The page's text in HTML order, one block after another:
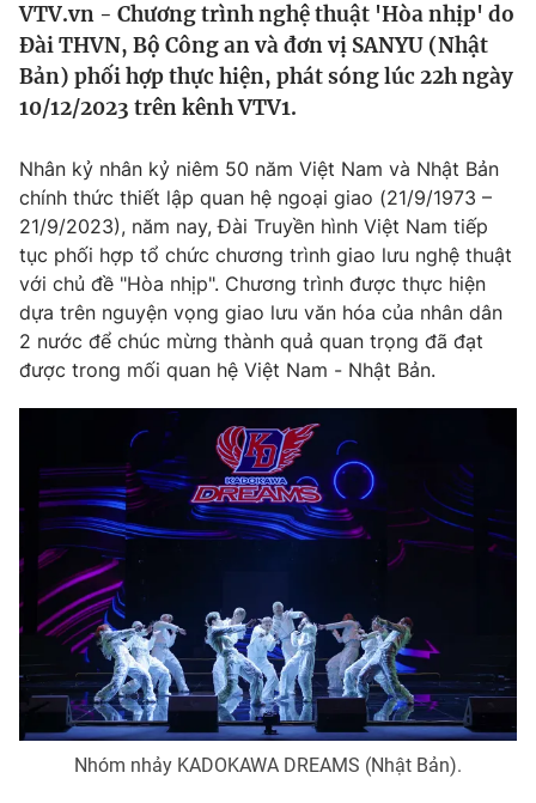
Thế giới
Tin tức
Thế giới đó đây
Câu chuyện quốc tế
Kinh tế
Thị trường
Góc doanh nghiệp
Dữ liệu và đời sống
Truyền hình
Phim VTV
Hậu trường
Nhân vật
Giải sao mai
Giải trí
Điện ảnh
Đời sống
Làm đẹp
Chất lượng cuộc sống
Tuyển sinh
Học trực tuyến
Công nghệ
Hitech Công nghệ tương lai
Sản phẩm
Thị trường
Tư vấn
Giao lưu trực tuyến
Lịch phát sóng
Chuyên mục khác
Emagazine Podcast
VTV.vn - Chương trình nghệ thuật 'Hòa nhịp' do
Đài THVN, Bộ Công an và đơn vị SANYU (Nhật
Bản) phối hợp thực hiện, phát sóng lúc 22h ngày
10/12/2023 trên kênh VTV1.
Nhân kỷ nhân kỷ niêm 50 năm Việt Nam và Nhật Bản
chính thức thiết lập quan hệ ngoại giao (21/9/1973 –
21/9/2023), năm nay, Đài Truyền hình Việt Nam tiếp
tục phối hợp tổ chức chương trình giao lưu nghệ thuật
với chủ đề "Hòa nhịp". Chương trình được thực hiện
dựa trên nguyện vọng giao lưu văn hóa của nhân dân
2 nước để chúc mừng thành quả quan trọng đã đạt
được trong mối quan hệ Việt Nam - Nhật Bản.
Nhóm nhảy KADOKAWA DREAMS (Nhật Bản).